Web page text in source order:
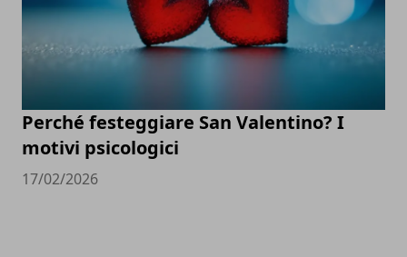
Perché festeggiare San Valentino? I
motivi psicologici
17/02/2026